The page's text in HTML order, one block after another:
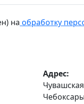
на обработку
Адрес: